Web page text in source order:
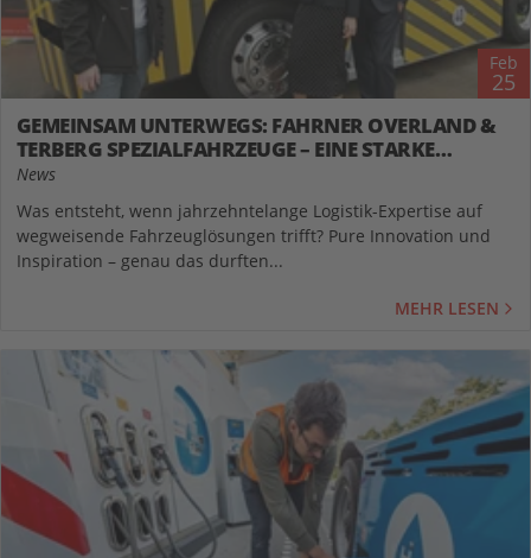
Feb
25
GEMEINSAM UNTERWEGS: FAHRNER OVERLAND &
TERBERG SPEZIALFAHRZEUGE – EINE STARKE
PARTNERSCHAFT
News
Was entsteht, wenn jahrzehntelange Logistik-Expertise auf
wegweisende Fahrzeuglösungen trifft? Pure Innovation und
Inspiration – genau das durften...
MEHR LESEN